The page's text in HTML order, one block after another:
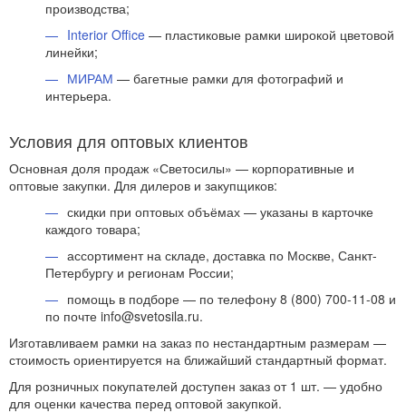
производства;
Interior Office — пластиковые рамки широкой цветовой
линейки;
МИРАМ — багетные рамки для фотографий и
интерьера.
Условия для оптовых клиентов
Основная доля продаж «Светосилы» — корпоративные и
оптовые закупки. Для дилеров и закупщиков:
скидки при оптовых объёмах — указаны в карточке
каждого товара;
ассортимент на складе, доставка по Москве, Санкт-
Петербургу и регионам России;
помощь в подборе — по телефону 8 (800) 700-11-08 и
по почте info@svetosila.ru.
Изготавливаем рамки на заказ по нестандартным размерам —
стоимость ориентируется на ближайший стандартный формат.
Для розничных покупателей доступен заказ от 1 шт. — удобно
для оценки качества перед оптовой закупкой.